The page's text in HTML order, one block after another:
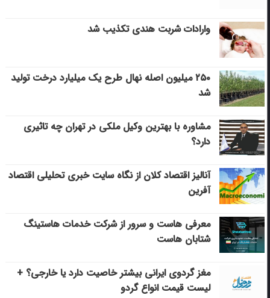
وارادات شربت هندی تکذیب شد
۲۵۰ میلیون اصله نهال طرح یک میلیارد درخت تولید
شد
مشاوره با بهترین وکیل ملکی در تهران چه تاثیری
دارد؟
آنالیز اقتصاد کلان از نگاه سایت خبری تحلیلی اقتصاد
آفرین
معرفی هاست و سرور از شرکت خدمات هاستینگ
شتابان هاست
مغز گردوی ایرانی بیشتر خاصیت دارد یا خارجی؟ +
لیست قیمت انواع گردو